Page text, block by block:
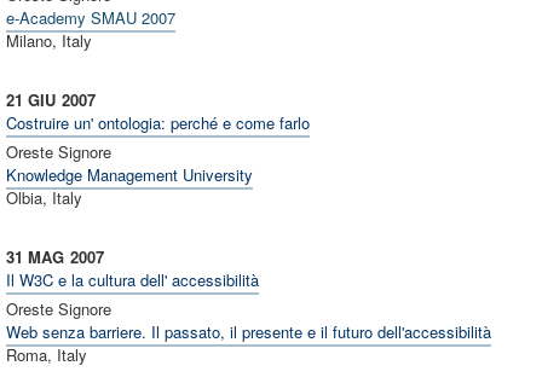
e-Academy SMAU 2007
Milano, Italy
2007
21 GIU
Costruire un' ontologia: perché e come farlo
Oreste Signore
Knowledge Management University
Olbia, Italy
2007
31 MAG
Il W3C e la cultura dell' accessibilità
Oreste Signore
Web senza barriere. Il passato, il presente e il futuro dell'accessibilità
Roma, Italy